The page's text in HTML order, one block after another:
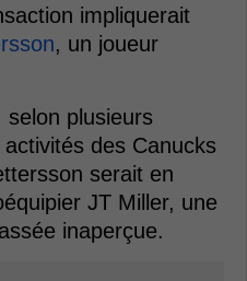
impliquerait
, un joueur
plusieurs
des Canucks
serait en
JT Miller, une
inaperçue.